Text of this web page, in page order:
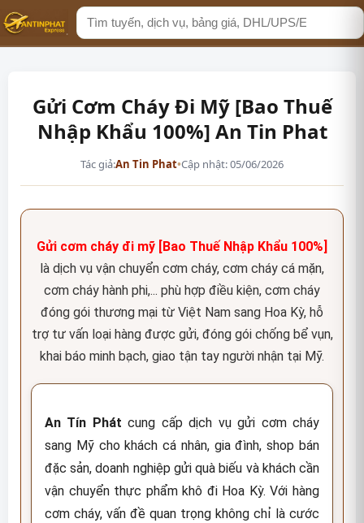
Tìm
kiếm
Gửi Cơm Cháy Đi Mỹ [Bao Thuế
Nhập Khẩu 100%] An Tin Phat
Tác giả:An Tin Phat•Cập nhật: 05/06/2026
Gửi cơm cháy đi mỹ [Bao Thuế Nhập Khẩu 100%]
là dịch vụ vận chuyển cơm cháy, cơm cháy cá mặn,
cơm cháy hành phi,... phù hợp điều kiện, cơm cháy
đóng gói thương mại từ Việt Nam sang Hoa Kỳ, hỗ
trợ tư vấn loại hàng được gửi, đóng gói chống bể vụn,
khai báo minh bạch, giao tận tay người nhận tại Mỹ.
An Tín Phát cung cấp dịch vụ gửi cơm cháy
sang Mỹ cho khách cá nhân, gia đình, shop bán
đặc sản, doanh nghiệp gửi quà biếu và khách cần
vận chuyển thực phẩm khô đi Hoa Kỳ. Với hàng
cơm cháy, vấn đề quan trọng không chỉ là cước